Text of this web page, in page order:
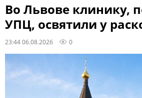
Во Львове клинику,
УПЦ, освятили у
23:44 06.08.2026 0